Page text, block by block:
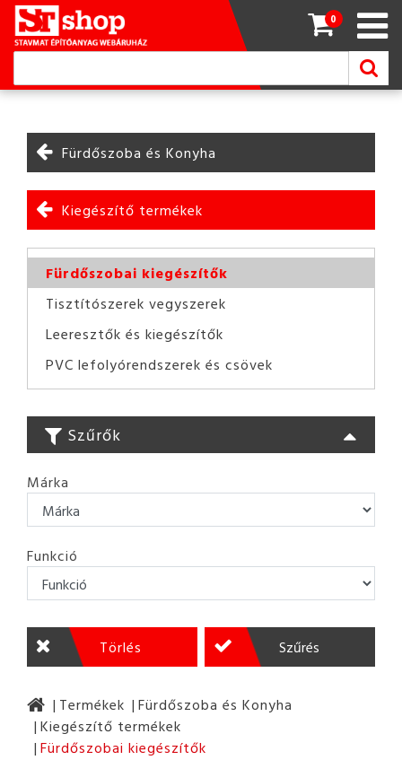
0
Fürdőszoba és Konyha
Kiegészítő termékek
Fürdőszobai kiegészítők
Tisztítószerek vegyszerek
Leeresztők és kiegészítők
PVC lefolyórendszerek és csövek
Szűrők
Márka
Funkció
Törlés Szűrés
Termékek
Fürdőszoba és Konyha
Kiegészítő termékek
Fürdőszobai kiegészítők